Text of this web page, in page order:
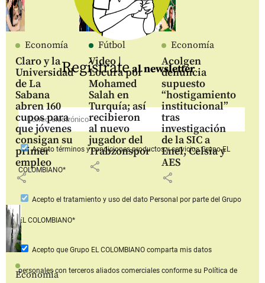
Economía
Claro y la
Universidad
de La
Sabana
abren 160
cupos para
que jóvenes
consigan su
primer
empleo
share
Fútbol
Video |
Locura por
Mohamed
Salah en
Turquía; así
recibieron
al nuevo
jugador del
Trabzonspor
share
Economía
Acolgen
denuncia
supuesto
“hostigamiento
institucional”
tras
investigación
de la SIC a
Enel, Celsia y
AES
share
Economía
Regístrateal newsletter
Aceptotérminos y condiciones productos y serviciosGrupo EL
COLOMBIANO*
Acepto el tratamiento y uso del dato Personal por parte del Grupo
EL COLOMBIANO*
Acepto que Grupo EL COLOMBIANOcomparta mis datos
personales con terceros aliados comerciales conforme su Política de